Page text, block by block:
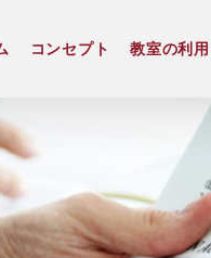
コンセプト 教室の利用